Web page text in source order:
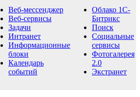
Веб-мессенджер
Веб-сервисы
Задачи
Интранет
Информационные
блоки
Календарь
событий
Облако 1С-
Битрикс
Поиск
Социальные
сервисы
Фотогалерея
2.0
Экстранет